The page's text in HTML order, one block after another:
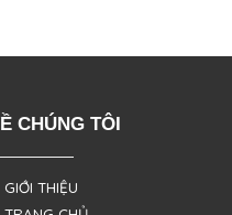
CHÚNG TÔI
THIỆU